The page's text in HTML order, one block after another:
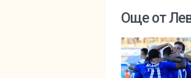
Още от